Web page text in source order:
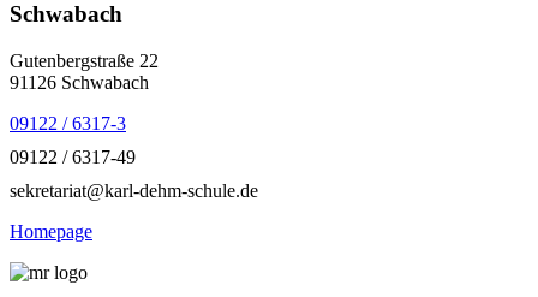
Schwabach
Gutenbergstraße 22
91126 Schwabach
09122 / 6317-3
09122 / 6317-49
sekretariat@karl-dehm-schule.de
Homepage